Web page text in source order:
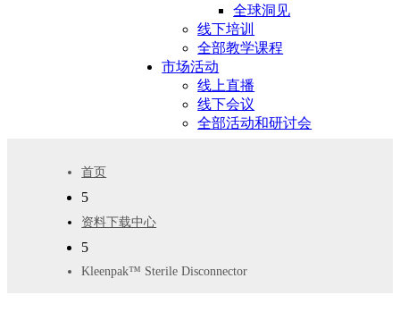
全球洞见
线下培训
全部教学课程
市场活动
线上直播
线下会议
全部活动和研讨会
首页
5
资料下载中心
5
Kleenpak™ Sterile Disconnector